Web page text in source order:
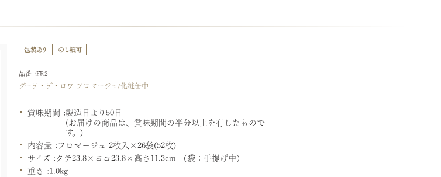
グーテ・デ・ロワ フロマージュ/化粧缶中
品番 :FR2
賞味期間 :製造日より50日
(お届けの商品は、賞味期間の半分以上を有したもので
す。)
内容量 :フロマージュ 2枚入×26袋(52枚)
サイズ :タテ23.8×ヨコ23.8×高さ11.3cm （袋：手提げ中）
重さ :1.0kg